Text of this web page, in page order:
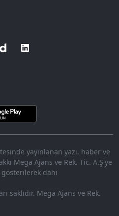
yayınlanan yazı, haber ve
Mega Ajans ve Rek. Tic. A.Ş'ye
gösterilerek dahi
saklıdır. Mega Ajans ve Rek.